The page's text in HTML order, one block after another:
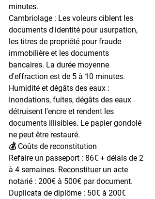
minutes.
Cambriolage : Les voleurs ciblent les
documents d'identité pour usurpation,
les titres de propriété pour fraude
immobilière et les documents
bancaires. La durée moyenne
d'effraction est de 5 à 10 minutes.
Humidité et dégâts des eaux :
Inondations, fuites, dégâts des eaux
détruisent l'encre et rendent les
documents illisibles. Le papier gondolé
ne peut être restauré.
💰 Coûts de reconstitution
Refaire un passeport : 86€ + délais de 2
à 4 semaines. Reconstituer un acte
notarié : 200€ à 500€ par document.
Duplicata de diplôme : 50€ à 200€